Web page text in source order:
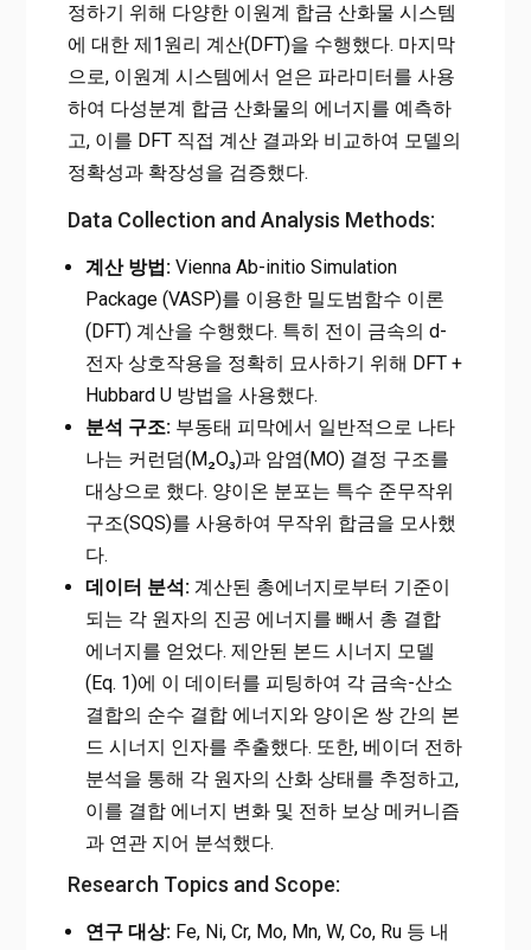
정하기 위해 다양한 이원계 합금 산화물 시스템
에 대한 제1원리 계산(DFT)을 수행했다. 마지막
으로, 이원계 시스템에서 얻은 파라미터를 사용
하여 다성분계 합금 산화물의 에너지를 예측하
고, 이를 DFT 직접 계산 결과와 비교하여 모델의
정확성과 확장성을 검증했다.
Data Collection and Analysis Methods:
계산 방법:Vienna Ab-initio Simulation
Package (VASP)를 이용한 밀도범함수 이론
(DFT) 계산을 수행했다. 특히 전이 금속의 d-
전자 상호작용을 정확히 묘사하기 위해 DFT +
Hubbard U 방법을 사용했다.
분석 구조:부동태 피막에서 일반적으로 나타
나는 커런덤(M₂O₃)과 암염(MO) 결정 구조를
대상으로 했다. 양이온 분포는 특수 준무작위
구조(SQS)를 사용하여 무작위 합금을 모사했
다.
데이터 분석:계산된 총에너지로부터 기준이
되는 각 원자의 진공 에너지를 빼서 총 결합
에너지를 얻었다. 제안된 본드 시너지 모델
(Eq. 1)에 이 데이터를 피팅하여 각 금속-산소
결합의 순수 결합 에너지와 양이온 쌍 간의 본
드 시너지 인자를 추출했다. 또한, 베이더 전하
분석을 통해 각 원자의 산화 상태를 추정하고,
이를 결합 에너지 변화 및 전하 보상 메커니즘
과 연관 지어 분석했다.
Research Topics and Scope:
연구 대상:Fe, Ni, Cr, Mo, Mn, W, Co, Ru 등 내